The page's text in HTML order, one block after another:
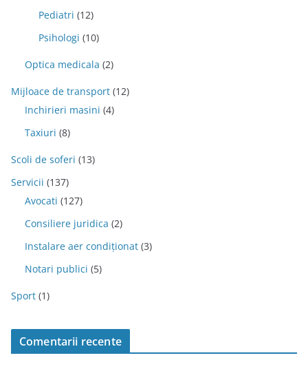
Pediatri (12)
Psihologi (10)
Optica medicala (2)
Mijloace de transport (12)
Inchirieri masini (4)
Taxiuri (8)
Scoli de soferi (13)
Servicii (137)
Avocati (127)
Consiliere juridica (2)
Instalare aer condiționat (3)
Notari publici (5)
Sport (1)
Comentarii recente